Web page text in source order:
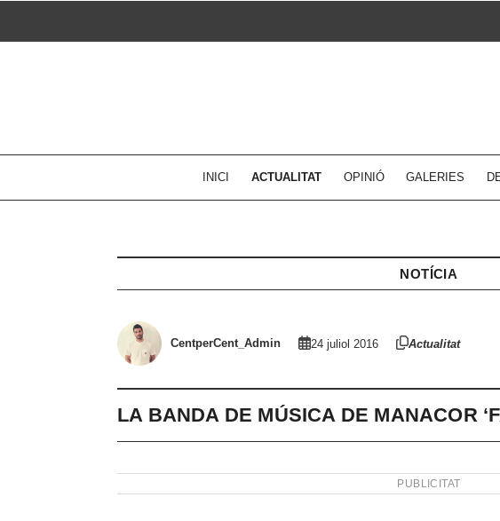
INICI ACTUALITAT OPINIÓ GALERIES
NOTÍCIA
CentperCent_Admin 24 juliol 2016 Actualitat
LA BANDA DE MÚSICA DE MANACOR
PUBLICITAT